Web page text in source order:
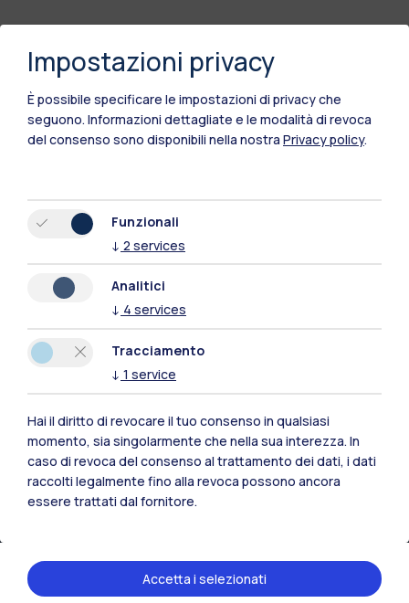
Polimi Community
Tutti i siti dell’ecosistema
Residenze
Impostazioni privacy
È possibile specificare le impostazioni di privacy che
seguono. Informazioni dettagliate e le modalità di revoca
del consenso sono disponibili nella nostra Privacy policy.
Funzionali
↓ 2 services
Analitici
↓ 4 services
Tracciamento
↓ 1 service
Hai il diritto di revocare il tuo consenso in qualsiasi
momento, sia singolarmente che nella sua interezza. In
caso di revoca del consenso al trattamento dei dati, i dati
raccolti legalmente fino alla revoca possono ancora
essere trattati dal fornitore.
Accetta i selezionati